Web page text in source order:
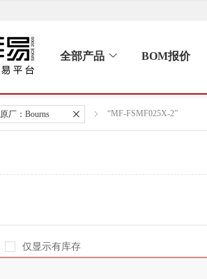
全部产品 BOM报价
原厂： Bourns “MF-FSMF025X-2”
仅显示有库存